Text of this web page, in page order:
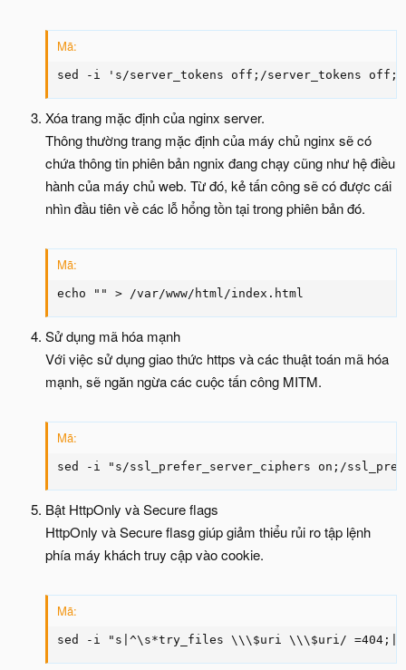
Mã:
sed -i 's/server_tokens off;/server_tokens
Xóa trang mặc định của nginx server.
Thông thường trang mặc định của máy chủ nginx sẽ có
chứa thông tin phiên bản ngnix đang chạy cũng như hệ điều
hành của máy chủ web. Từ đó, kẻ tấn công sẽ có được cái
nhìn đầu tiên về các lỗ hổng tồn tại trong phiên bản đó.
Mã:
echo "" > /var/www/html/index.html
Sử dụng mã hóa mạnh
Với việc sử dụng giao thức https và các thuật toán mã hóa
mạnh, sẽ ngăn ngừa các cuộc tấn công MITM.
Mã:
sed -i "s/ssl_prefer_server_ciphers on;/
Bật HttpOnly và Secure flags
HttpOnly và Secure flasg giúp giảm thiểu rủi ro tập lệnh
phía máy khách truy cập vào cookie.
Mã:
sed -i "s|^\s*try_files \\\$uri \\\$uri/